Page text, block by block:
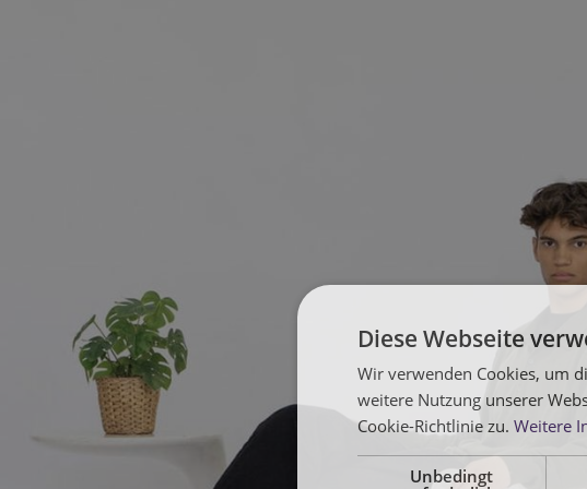
Diese Webseite
Wir verwenden Cookies, um
weitere Nutzung unserer
Cookie-Richtlinie zu. Weitere
Unbedingt